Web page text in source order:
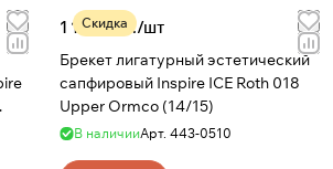
Скидка
1 145 руб./шт
Брекет лигатурный эстетический
сапфировый Inspire ICE Roth 018
Upper Ormco (14/15)
В наличииАрт. 443-0510